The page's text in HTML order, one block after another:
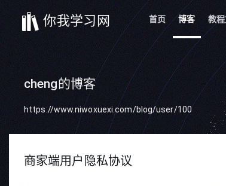
你我学习网 首页 博客 教
cheng的博客
https://www.niwoxuexi.com/blog/user/100
商家端用户隐私协议